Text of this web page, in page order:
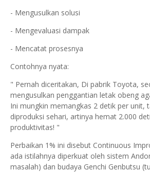
- Mengusulkan solusi
- Mengevaluasi dampak
- Mencatat prosesnya
Contohnya nyata:
" Pernah diceritakan, Di pabrik Toyota,
mengusulkan penggantian letak obeng
Ini mungkin memangkas 2 detik per unit,
diproduksi sehari, artinya hemat 2.000
produktivitas! "
Perbaikan 1% ini disebut Continuous
ada istilahnya diperkuat oleh sistem
masalah) dan budaya Genchi Genbutsu